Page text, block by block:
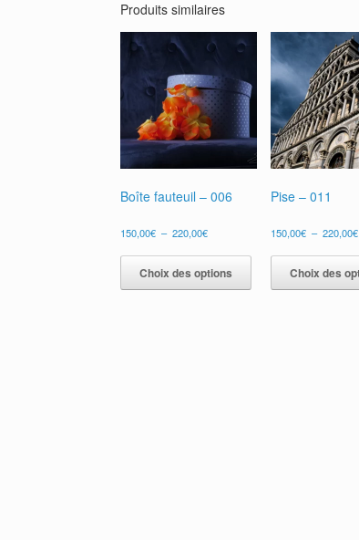
Produits similaires
Boîte fauteuil – 006
150,00€ – 220,00€Plage
prix :
150,00€
à
Choix des options
Ce
a
Pise – 011
150,00€ – 220,00€
Choix des